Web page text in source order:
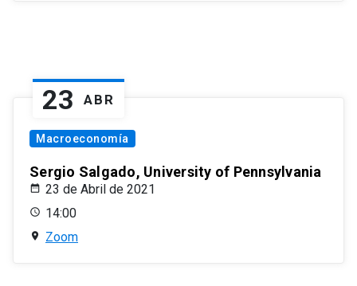
23 ABR
Macroeconomía
Sergio Salgado, University of Pennsylvania
23 de Abril de 2021
14:00
Zoom